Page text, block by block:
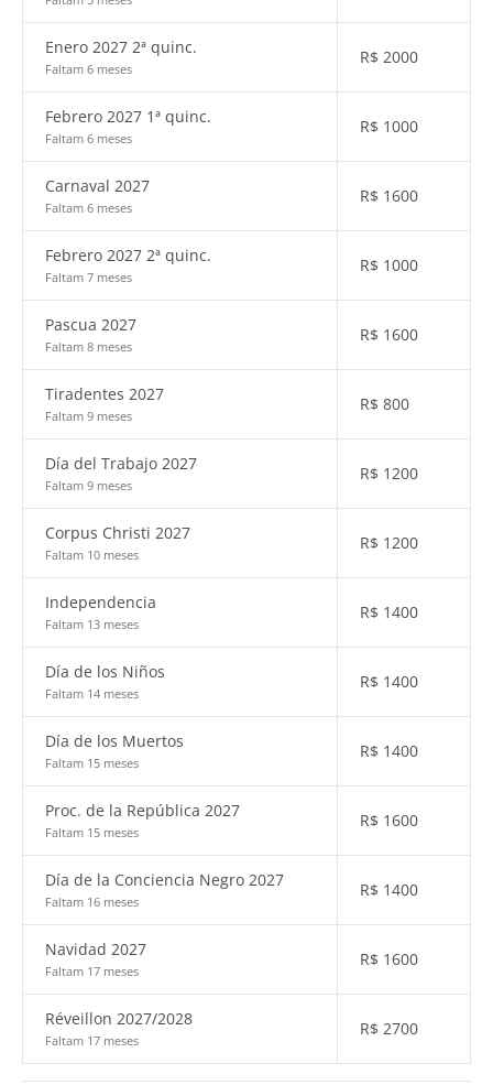
Enero 2027 2ª quinc.
Faltam 6 meses
R$ 2000
Febrero 2027 1ª quinc.
Faltam 6 meses
R$ 1000
Carnaval 2027
Faltam 6 meses
R$ 1600
Febrero 2027 2ª quinc.
Faltam 7 meses
R$ 1000
Pascua 2027
Faltam 8 meses
R$ 1600
Tiradentes 2027
Faltam 9 meses
R$ 800
Día del Trabajo 2027
Faltam 9 meses
R$ 1200
Corpus Christi 2027
Faltam 10 meses
R$ 1200
Independencia
Faltam 13 meses
R$ 1400
Día de los Niños
Faltam 14 meses
R$ 1400
Día de los Muertos
Faltam 15 meses
R$ 1400
Proc. de la República 2027
Faltam 15 meses
R$ 1600
Día de la Conciencia Negro 2027
Faltam 16 meses
R$ 1400
Navidad 2027
Faltam 17 meses
R$ 1600
Réveillon 2027/2028
Faltam 17 meses
R$ 2700